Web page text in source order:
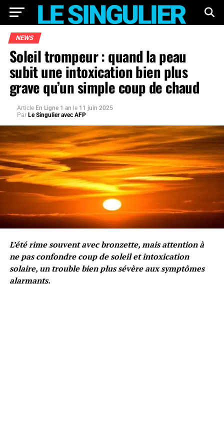
NEWS
Soleil trompeur : quand la peau
subit une intoxication bien plus
grave qu’un simple coup de chaud
Article En Ligne 1 an le 11 juin 2025
Par Le Singulier avec AFP
L’été rime souvent avec bronzette, mais attention à
ne pas confondre coup de soleil et intoxication
solaire, un trouble bien plus sévère aux symptômes
alarmants.